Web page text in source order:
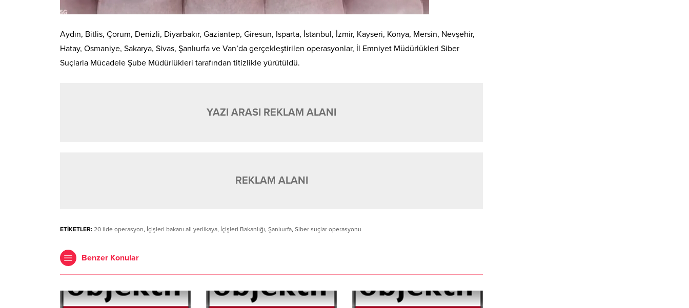
Aydın, Bitlis, Çorum, Denizli, Diyarbakır, Gaziantep, Giresun, Isparta, İstanbul, İzmir, Kayseri, Konya, Mersin, Nevşehir,
Hatay, Osmaniye, Sakarya, Sivas, Şanlıurfa ve Van’da gerçekleştirilen operasyonlar, İl Emniyet Müdürlükleri Siber
Suçlarla Mücadele Şube Müdürlükleri tarafından titizlikle yürütüldü.
YAZI ARASI REKLAM ALANI
REKLAM ALANI
ETİKETLER: 20 ilde operasyon, İçişleri bakanı ali yerlikaya, İçişleri Bakanlığı, Şanlıurfa, Siber suçlar operasyonu
Benzer Konular